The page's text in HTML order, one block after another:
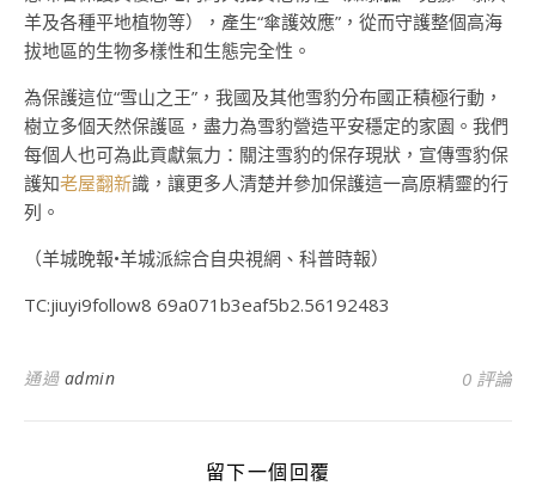
羊及各種平地植物等），產生“傘護效應”，從而守護整個高海
拔地區的生物多樣性和生態完全性。
為保護這位“雪山之王”，我國及其他雪豹分布國正積極行動，
樹立多個天然保護區，盡力為雪豹營造平安穩定的家園。我們
每個人也可為此貢獻氣力：關注雪豹的保存現狀，宣傳雪豹保
護知老屋翻新識，讓更多人清楚并參加保護這一高原精靈的行
列。
（羊城晚報•羊城派綜合自央視網、科普時報）
TC:jiuyi9follow8 69a071b3eaf5b2.56192483
通過 admin 0 評論
留下一個回覆